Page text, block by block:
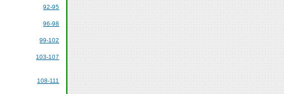
92-95
96-98
99-102
103-107
108-111